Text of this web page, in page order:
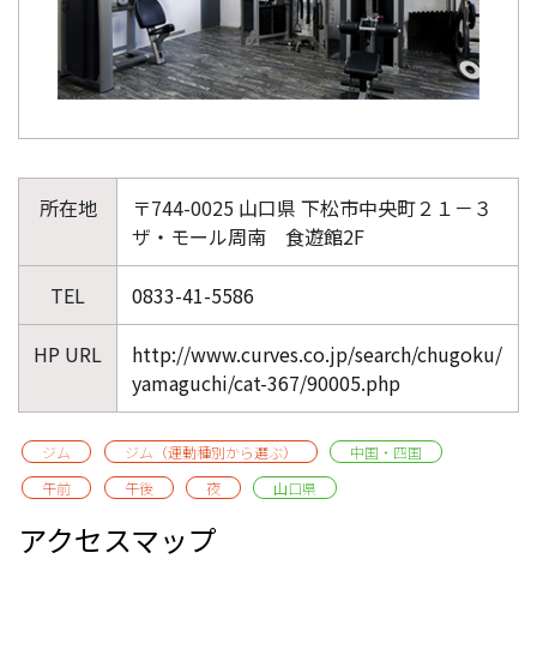
所在地
〒744-0025 山口県 下松市中央町２１－３
ザ・モール周南 食遊館2F
TEL 0833-41-5586
HP URL
http://www.curves.co.jp/search/chugoku/
yamaguchi/cat-367/90005.php
ジム ジム（運動種別から選ぶ）
中国・四国
午前
午後 夜 山口県
アクセスマップ